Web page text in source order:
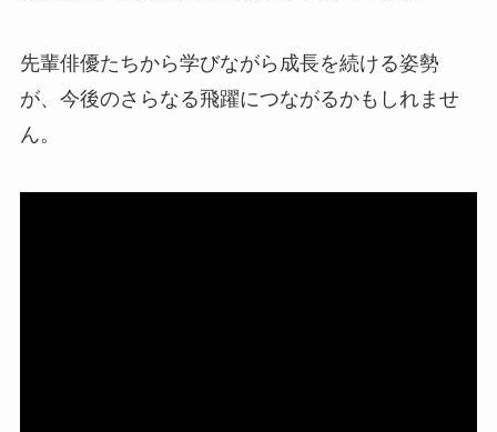
先輩俳優たちから学びながら成長を続ける姿勢
が、今後のさらなる飛躍につながるかもしれませ
ん。